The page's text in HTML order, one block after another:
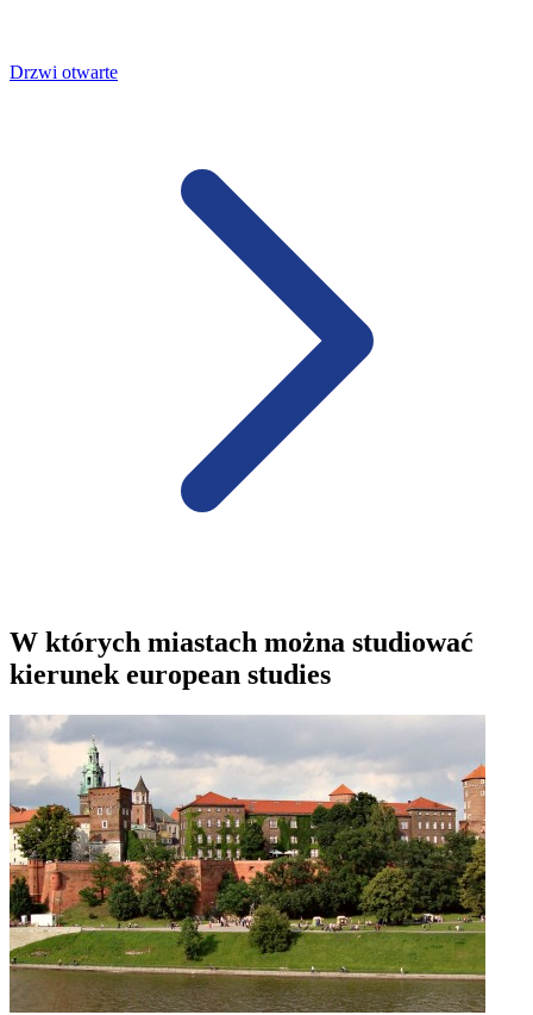
Drzwi otwarte
W których miastach można studiować
kierunek european studies